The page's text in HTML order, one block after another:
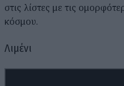
στις λίστες με τις
κόσμου.
Λιμένι